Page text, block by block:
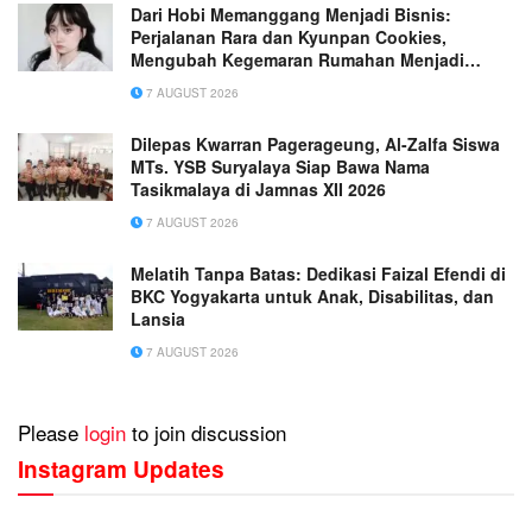
Dari Hobi Memanggang Menjadi Bisnis:
Perjalanan Rara dan Kyunpan Cookies,
Mengubah Kegemaran Rumahan Menjadi
Usaha Penuh Inspirasi
7 AUGUST 2026
Dilepas Kwarran Pagerageung, Al-Zalfa Siswa
MTs. YSB Suryalaya Siap Bawa Nama
Tasikmalaya di Jamnas XII 2026
7 AUGUST 2026
Melatih Tanpa Batas: Dedikasi Faizal Efendi di
BKC Yogyakarta untuk Anak, Disabilitas, dan
Lansia
7 AUGUST 2026
Please login to join discussion
Instagram Updates